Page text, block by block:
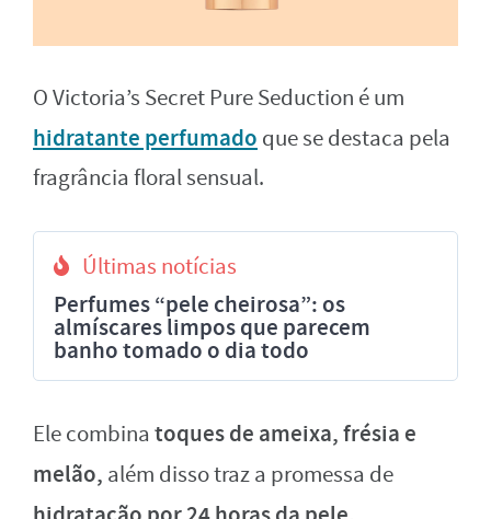
O Victoria’s Secret Pure Seduction é um
hidratante perfumado que se destaca pela
fragrância floral sensual.
Últimas notícias
Perfumes “pele cheirosa”: os
almíscares limpos que parecem
banho tomado o dia todo
Ele combina toques de ameixa, frésia e
melão, além disso traz a promessa de